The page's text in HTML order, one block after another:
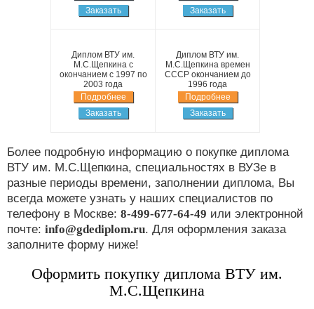
Заказать
Заказать
Диплом ВТУ им.
М.С.Щепкина с
окончанием с 1997 по
2003 года
Подробнее
Заказать
Диплом ВТУ им.
М.С.Щепкина времен
СССР окончанием до
1996 года
Подробнее
Заказать
Более подробную информацию о покупке диплома
ВТУ им. М.С.Щепкина, специальностях в ВУЗе в
разные периоды времени, заполнении диплома, Вы
всегда можете узнать у наших специалистов по
телефону в Москве: 8-499-677-64-49 или электронной
почте: info@gdediplom.ru. Для оформления заказа
заполните форму ниже!
Оформить покупку диплома ВТУ им.
М.С.Щепкина